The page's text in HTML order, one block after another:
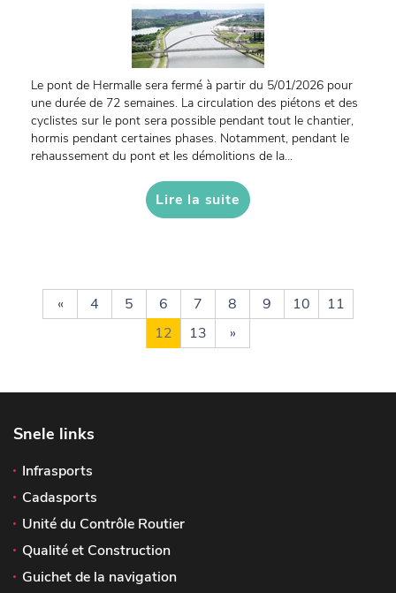
Le pont de Hermalle sera fermé à partir du 5/01/2026 pour
une durée de 72 semaines. La circulation des piétons et des
cyclistes sur le pont sera possible pendant tout le chantier,
hormis pendant certaines phases. Notamment, pendant le
rehaussement du pont et les démolitions de la...
Lire la suite
« 4 5 6 7 8 9 10
11
12
13 »
Snele links
Infrasports
Cadasports
Unité du Contrôle Routier
Qualité et Construction
Guichet de la navigation